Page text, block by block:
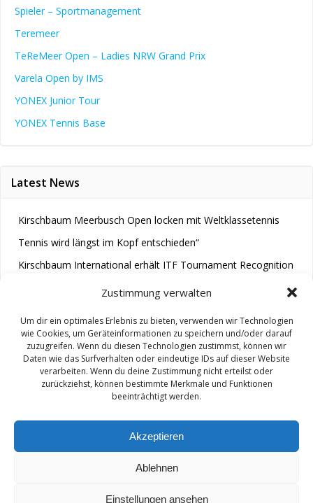
Zustimmung verwalten
Um dir ein optimales Erlebnis zu bieten, verwenden wir Technologien
wie Cookies, um Geräteinformationen zu speichern und/oder darauf
zuzugreifen. Wenn du diesen Technologien zustimmst, können wir
Daten wie das Surfverhalten oder eindeutige IDs auf dieser Website
verarbeiten. Wenn du deine Zustimmung nicht erteilst oder
zurückziehst, können bestimmte Merkmale und Funktionen
beeinträchtigt werden.
Akzeptieren
Ablehnen
Einstellungen ansehen
Spieler – Sportmanagement
Teremeer
TeReMeer Open – Ladies NRW Grand Prix
Varela Open by IMS
YONEX Junior Tour
YONEX Tennis Base
Latest News
Kirschbaum Meerbusch Open locken mit Weltklassetennis
Tennis wird längst im Kopf entschieden“
Kirschbaum International erhält ITF Tournament Recognition
© 2026 M.A.R.A.. Created for free using WordPress and
Colibri
Impressum/ Disclaimer